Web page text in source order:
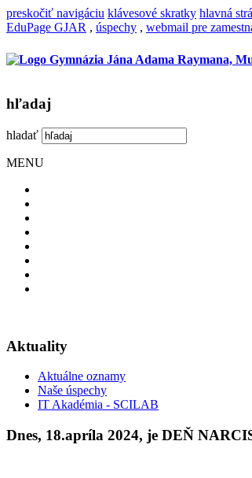
preskočiť navigáciu klávesové skratky hlavná
EduPage GJAR , úspechy , webmail pre
hľadaj
hladať
MENU
Aktuality
Aktuálne oznamy
Naše úspechy
IT Akadémia - SCILAB
Dnes, 18.apríla 2024, je DEŇ